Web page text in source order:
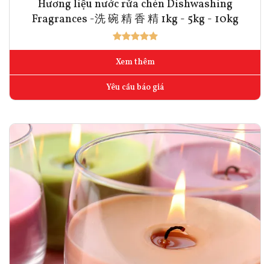
Hương liệu nước rửa chén Dishwashing
Fragrances -洗 碗 精 香 精 1kg - 5kg - 10kg
Xem thêm
Yêu cầu báo giá